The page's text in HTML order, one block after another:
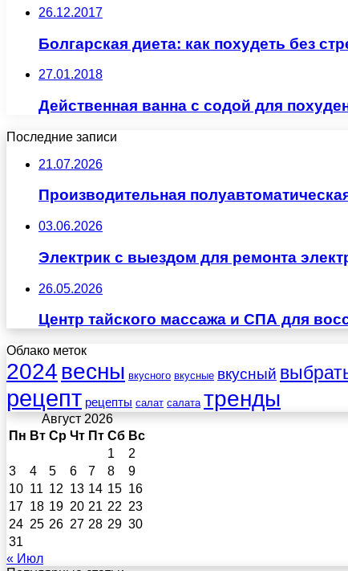
26.12.2017
Болгарская диета: как похудеть без
27.01.2018
Действенная ванна с содой для
Последние записи
21.07.2026
Производительная
03.06.2026
Электрик с выездом для ремонта
26.05.2026
Центр тайского массажа и СПА для
Облако меток
2024 весны вкусного вкусные вкусный
рецепт рецепты салат салата тренды
Август 2026
Пн Вт Ср Чт Пт Сб Вс
1
2
3
4 5 6 7 8
9
10 11 12 13 14 15 16
17 18 19 20 21 22 23
24 25 26 27 28 29 30
31
« Июл